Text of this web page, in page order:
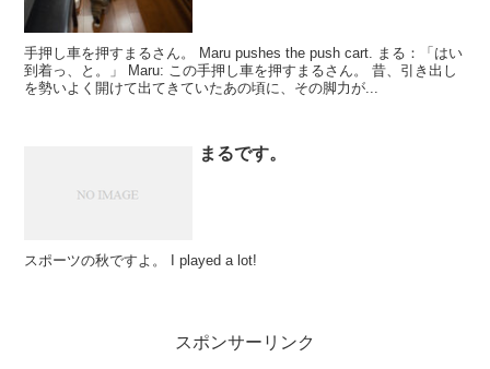
手押し車を押すまるさん。 Maru pushes the push cart. まる：「はい
到着っ、と。」 Maru: この手押し車を押すまるさん。 昔、引き出し
を勢いよく開けて出てきていたあの頃に、その脚力が...
まるです。
スポーツの秋ですよ。 I played a lot!
スポンサーリンク